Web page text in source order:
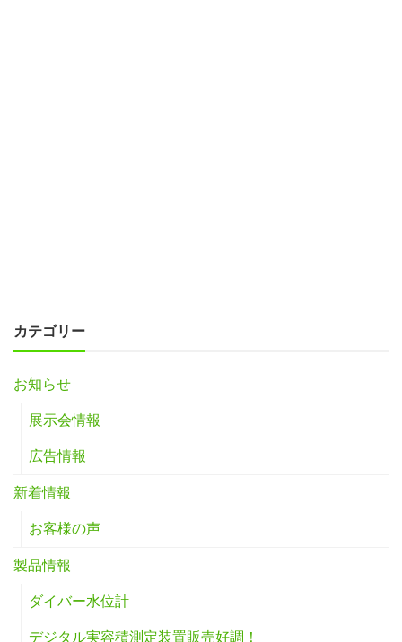
カテゴリー
お知らせ
展示会情報
広告情報
新着情報
お客様の声
製品情報
ダイバー水位計
デジタル実容積測定装置販売好調！